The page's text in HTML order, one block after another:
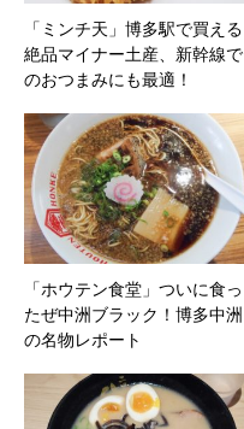
「ミンチ天」博多駅で買える
絶品マイナー土産、新幹線で
のおつまみにも最適！
「ホウテン食堂」ついに食っ
たぜ中洲ブラック！博多中洲
の名物レポート